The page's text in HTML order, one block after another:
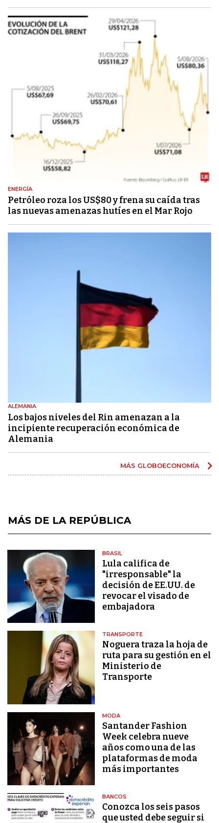
ENERGÍA
Petróleo roza los US$80 y frena su caída tras
las nuevas amenazas hutíes en el Mar Rojo
ALEMANIA
Los bajos niveles del Rin amenazan a la
incipiente recuperación económica de
Alemania
MÁS GLOBOECONOMÍA
MÁS DE LA REPÚBLICA
BRASIL
Lula califica de
"irresponsable" la
decisión de EE.UU. de
revocar el visado de
embajadora
TRANSPORTE
Noguera traza la hoja de
ruta para su gestión en el
Ministerio de
Transporte
MODA
Santander Fashion
Week celebra nueve
años como una de las
plataformas de moda
más importantes
BANCOS
Conozca los seis pasos
que usted debe seguir si